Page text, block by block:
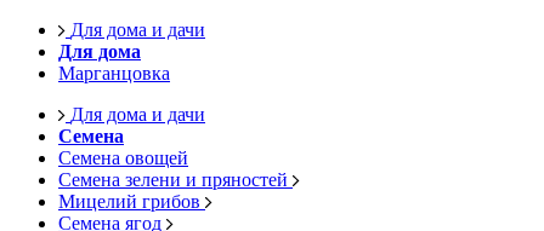
Для дома и дачи
Для дома
Марганцовка
Для дома и дачи
Семена
Семена овощей
Семена зелени и пряностей
Мицелий грибов
Семена ягод